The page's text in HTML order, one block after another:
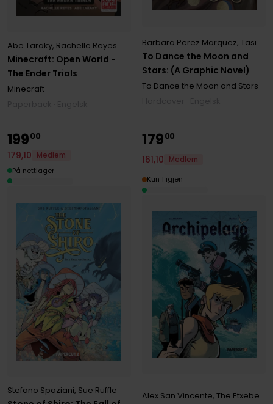
Minecraft: Open World -
The Ender Trials
Abe Taraky, Rachelle Reyes
Minecraft
To Dance the Moon and
Stars: (A Graphic Novel)
Barbara Perez Marquez,Tasia M S
To Dance the Moon and Stars
Stefano Spaziani, Sue Ruffle
19900
179,10
Medlem
På nettlager
Alex San Vincente,The Etxeberria Broth
17900
161,10
Medlem
Kun 1 igjen